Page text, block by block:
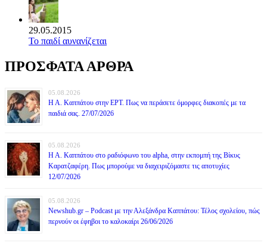
29.05.2015
Το παιδί αυνανίζεται
ΠΡΟΣΦΑΤΑ ΑΡΘΡΑ
05.08.2026
Η Α. Καππάτου στην ΕΡΤ. Πως να περάσετε όμορφες διακοπές με τα
παιδιά σας. 27/07/2026
05.08.2026
Η Α. Καππάτου στο ραδιόφωνο του alpha, στην εκπομπή της Βίκυς
Καρατζαφέρη. Πως μπορούμε να διαχειριζόμαστε τις αποτυχίες
12/07/2026
05.08.2026
Newshub.gr – Podcast με την Αλεξάνδρα Καππάτου: Τέλος σχολείου, πώς
περνούν οι έφηβοι το καλοκαίρι 26/06/2026